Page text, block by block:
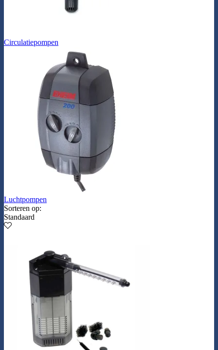
Circulatiepompen
Luchtpompen
Sorteren op:
Standaard